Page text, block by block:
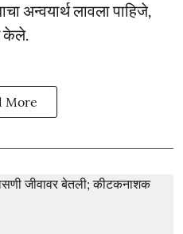
अन्वयार्थ लावला पाहिजे,
केले.
More